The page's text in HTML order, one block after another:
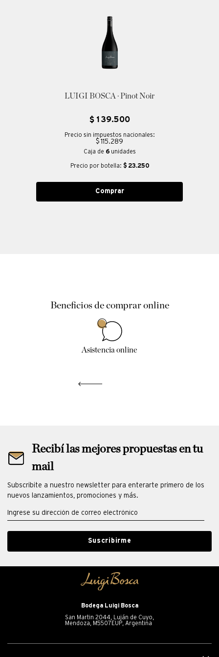
LUIGI BOSCA · Pinot Noir
$ 139.500
Precio sin impuestos nacionales:
$ 115.289
Caja de 6 unidades
Precio por botella: $ 23.250
Comprar
Beneficios de comprar online
Asistencia online
Recibí las mejores propuestas en tu
mail
Subscribite a nuestro newsletter para enterarte primero de los
nuevos lanzamientos, promociones y más.
Suscribirme
Bodega Luigi Bosca
San Martin 2044, Luján de Cuyo,
Mendoza, M5507EUP, Argentina